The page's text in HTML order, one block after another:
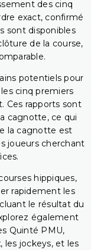
des cinq
exact, confirmé
sont disponibles
de la course,
potentiels pour
cinq premiers
Ces rapports sont
cagnotte, ce qui
la cagnotte est
joueurs cherchant
hippiques,
rapidement les
le résultat du
également
Quinté PMU,
les jockeys, et les